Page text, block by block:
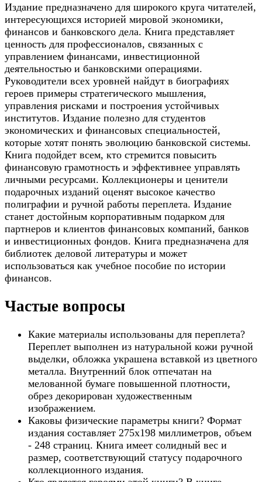
Издание предназначено для широкого круга читателей,
интересующихся историей мировой экономики,
финансов и банковского дела. Книга представляет
ценность для профессионалов, связанных с
управлением финансами, инвестиционной
деятельностью и банковскими операциями.
Руководители всех уровней найдут в биографиях
героев примеры стратегического мышления,
управления рисками и построения устойчивых
институтов. Издание полезно для студентов
экономических и финансовых специальностей,
которые хотят понять эволюцию банковской системы.
Книга подойдет всем, кто стремится повысить
финансовую грамотность и эффективнее управлять
личными ресурсами. Коллекционеры и ценители
подарочных изданий оценят высокое качество
полиграфии и ручной работы переплета. Издание
станет достойным корпоративным подарком для
партнеров и клиентов финансовых компаний, банков
и инвестиционных фондов. Книга предназначена для
библиотек деловой литературы и может
использоваться как учебное пособие по истории
финансов.
Частые вопросы
Какие материалы использованы для переплета?
Переплет выполнен из натуральной кожи ручной
выделки, обложка украшена вставкой из цветного
металла. Внутренний блок отпечатан на
мелованной бумаге повышенной плотности,
обрез декорирован художественным
изображением.
Каковы физические параметры книги? Формат
издания составляет 275х198 миллиметров, объем
- 248 страниц. Книга имеет солидный вес и
размер, соответствующий статусу подарочного
коллекционного издания.